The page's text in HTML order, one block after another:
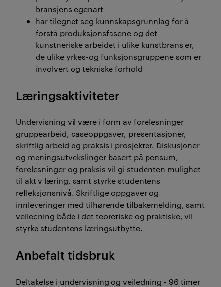
bransjens egenart
har tilegnet seg kunnskapsgrunnlag for å
forstå produksjonsfasene og det
kunstneriske arbeidet i ulike kunstbransjer,
de ulike yrkes-og funksjonsgruppene som er
involvert og tekniske forhold
Læringsaktiviteter
Undervisning vil være i form av forelesninger,
gruppearbeid, caseoppgaver, presentasjoner,
skriftlig arbeid og praksis i prosjekter. Diskusjoner
og meningsutvekslinger basert på pensum,
forelesninger og praksis vil gi studenten mulighet
til aktiv læring, samt styrke studentens
refleksjonsnivå. Skriftlige oppgaver og
innleveringer med tilhørende tilbakemelding, samt
veiledning både i det teoretiske og praktiske, vil
styrke studentens læringsutbytte.
Anbefalt tidsbruk
Deltakelse i undervisning og veiledning - 96 timer